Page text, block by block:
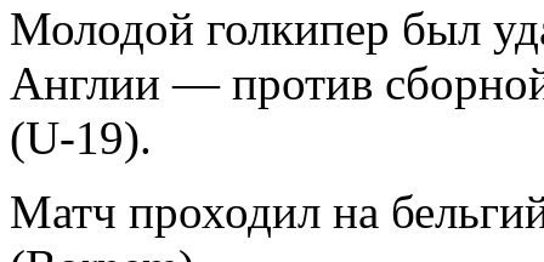
Молодой голкипер был
Англии — против
(U-19).
Матч проходил на